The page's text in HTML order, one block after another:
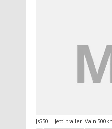
Js750-L Jetti traileri Vain